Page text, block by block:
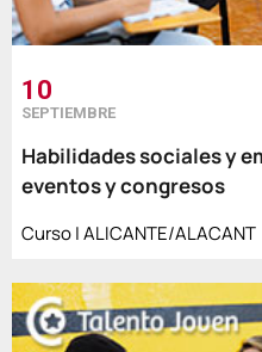
10
SEPTIEMBRE
Habilidades sociales y
eventos y congresos
Curso | ALICANTE/ALACANT